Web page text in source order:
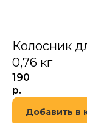
Колосник
0,76 кг
190
р.
Добавить в